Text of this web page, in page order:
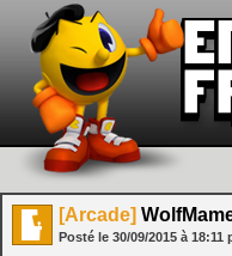
[Arcade]
Posté le 30/09/2015 à 18:11